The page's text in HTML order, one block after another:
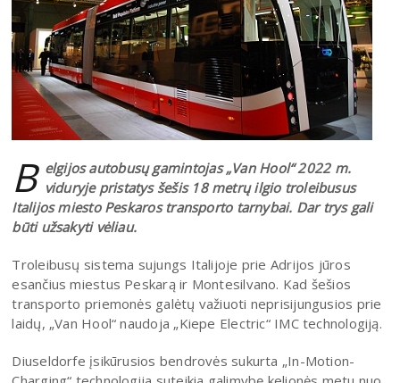
B elgijos autobusų gamintojas „Van Hool“ 2022 m.
viduryje pristatys šešis 18 metrų ilgio troleibusus
Italijos miesto Peskaros transporto tarnybai. Dar trys gali
būti užsakyti vėliau.
Troleibusų sistema sujungs Italijoje prie Adrijos jūros
esančius miestus Peskarą ir Montesilvano. Kad šešios
transporto priemonės galėtų važiuoti neprisijungusios prie
laidų, „Van Hool“ naudoja „Kiepe Electric“ IMC technologiją.
Diuseldorfe įsikūrusios bendrovės sukurta „In-Motion-